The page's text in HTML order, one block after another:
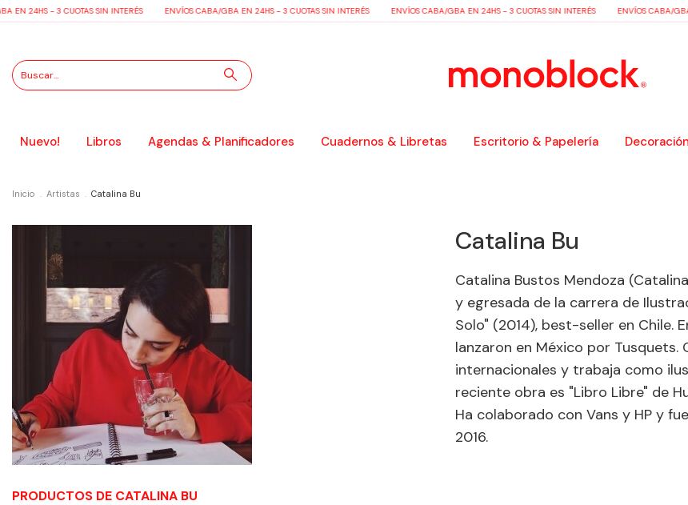
EN 24HS - 3 CUOTAS SIN INTERÉS ENVÍOS CABA/GBA EN 24HS - 3 CUOTAS SIN INTERÉS ENVÍOS CABA/GBA EN 24HS - 3 CUOTAS SIN INTERÉS ENVÍOS CABA/
Nuevo! Libros Agendas & Planificadores Cuadernos & Libretas Escritorio & Papelería
Inicio . Artistas . Catalina Bu
Catalina Bu
Catalina Bustos Mendoza
y egresada de la carrera de
Solo" (2014), best-seller en Chile.
lanzaron en México por
internacionales y trabaja como
reciente obra es "Libro Libre" de
Ha colaborado con Vans y HP y
2016.
PRODUCTOS DE CATALINA BU